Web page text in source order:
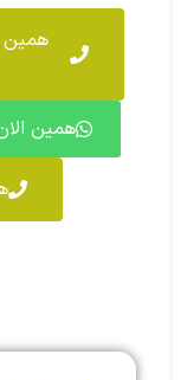
همین
همین